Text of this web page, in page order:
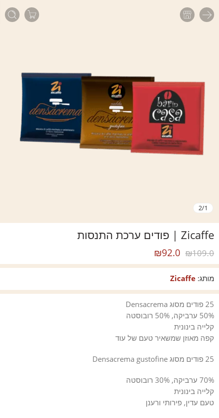
1
/
2
Zicaffe | פודים ערכת התנסות
₪109.0
₪92.0
מותג: Zicaffe
25 פודים מסוג Densacrema
50% ערביקה, 50% רובוסטה
קלייה בינונית
קפה מאוזן שמשאיר טעם של עוד
25 פודים מסוג Densacrema gustofine
70% ערביקה, 30% רובוסטה
קלייה בינונית
טעם עדין, פירותי ורענן